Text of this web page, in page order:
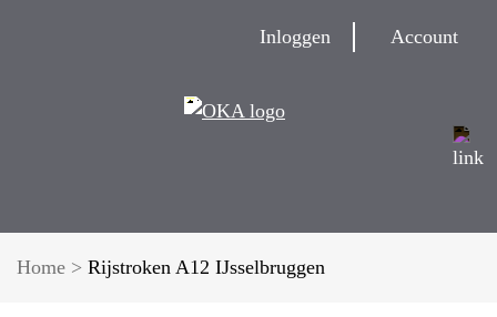
Inloggen Account
Home > Rijstroken A12 IJsselbruggen